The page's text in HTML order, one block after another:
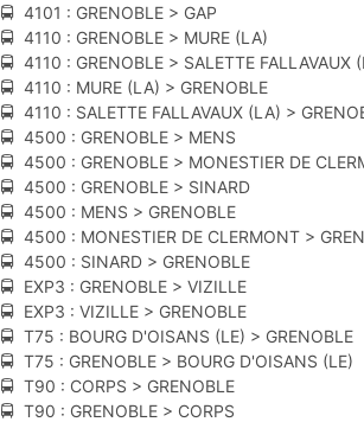
🚍 4101 : GRENOBLE > GAP
🚍 4110 : GRENOBLE > MURE (LA)
🚍 4110 : GRENOBLE > SALETTE FALLAVAUX
🚍 4110 : MURE (LA) > GRENOBLE
🚍 4110 : SALETTE FALLAVAUX (LA) >
🚍 4500 : GRENOBLE > MENS
🚍 4500 : GRENOBLE > MONESTIER DE
🚍 4500 : GRENOBLE > SINARD
🚍 4500 : MENS > GRENOBLE
🚍 4500 : MONESTIER DE CLERMONT >
🚍 4500 : SINARD > GRENOBLE
🚍 EXP3 : GRENOBLE > VIZILLE
🚍 EXP3 : VIZILLE > GRENOBLE
🚍 T75 : BOURG D'OISANS (LE) > GRENOBLE
🚍 T75 : GRENOBLE > BOURG D'OISANS (LE)
🚍 T90 : CORPS > GRENOBLE
🚍 T90 : GRENOBLE > CORPS